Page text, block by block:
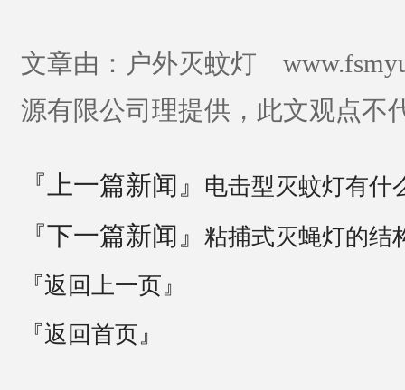
文章由：户外灭蚊灯
源有限公司理提供，此文观点不
『上一篇新闻』 电击型灭蚊灯有什
『下一篇新闻』 粘捕式灭蝇灯的结
『返回上一页』
『返回首页』